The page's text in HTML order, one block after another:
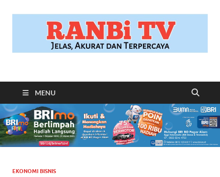
RANBITV.COM
MENU
EKONOMI BISNIS